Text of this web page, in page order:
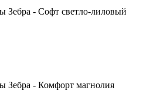
Зебра - Софт светло-лиловый
Зебра - Комфорт магнолия